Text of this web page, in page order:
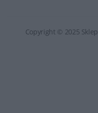
Copyright © 2025 Sklep